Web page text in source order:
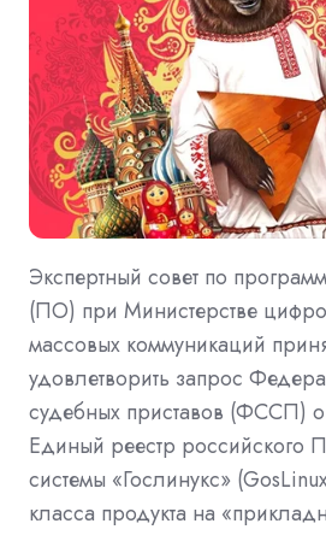
Экспертный совет по
(ПО) при Министерстве
массовых коммуникаций
удовлетворить запрос
судебных приставов (ФССП)
Единый реестр российского
системы «Гослинукс»
класса продукта на